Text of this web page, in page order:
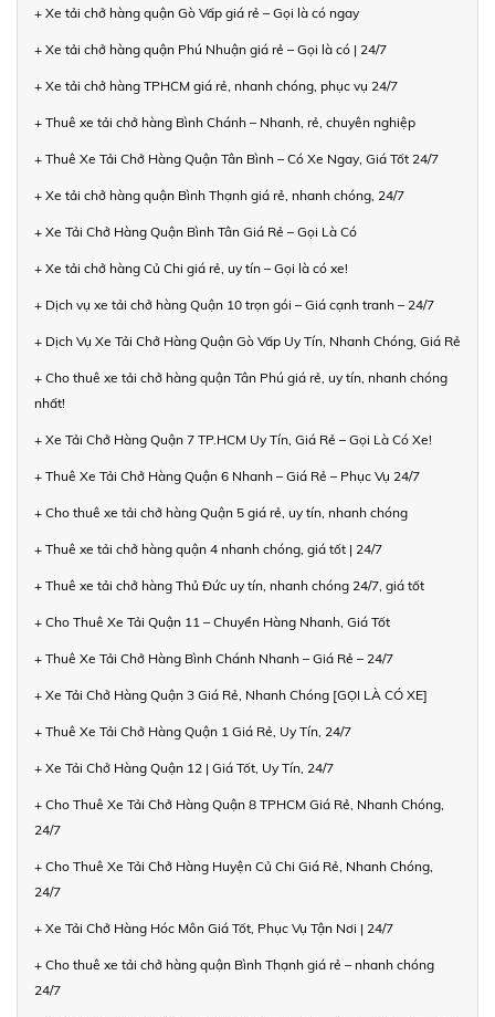
+ Xe tải chở hàng quận Gò Vấp giá rẻ – Gọi là có ngay
+ Xe tải chở hàng quận Phú Nhuận giá rẻ – Gọi là có | 24/7
+ Xe tải chở hàng TPHCM giá rẻ, nhanh chóng, phục vụ 24/7
+ Thuê xe tải chở hàng Bình Chánh – Nhanh, rẻ, chuyên nghiệp
+ Thuê Xe Tải Chở Hàng Quận Tân Bình – Có Xe Ngay, Giá Tốt 24/7
+ Xe tải chở hàng quận Bình Thạnh giá rẻ, nhanh chóng, 24/7
+ Xe Tải Chở Hàng Quận Bình Tân Giá Rẻ – Gọi Là Có
+ Xe tải chở hàng Củ Chi giá rẻ, uy tín – Gọi là có xe!
+ Dịch vụ xe tải chở hàng Quận 10 trọn gói – Giá cạnh tranh – 24/7
+ Dịch Vụ Xe Tải Chở Hàng Quận Gò Vấp Uy Tín, Nhanh Chóng, Giá Rẻ
+ Cho thuê xe tải chở hàng quận Tân Phú giá rẻ, uy tín, nhanh chóng
nhất!
+ Xe Tải Chở Hàng Quận 7 TP.HCM Uy Tín, Giá Rẻ – Gọi Là Có Xe!
+ Thuê Xe Tải Chở Hàng Quận 6 Nhanh – Giá Rẻ – Phục Vụ 24/7
+ Cho thuê xe tải chở hàng Quận 5 giá rẻ, uy tín, nhanh chóng
+ Thuê xe tải chở hàng quận 4 nhanh chóng, giá tốt | 24/7
+ Thuê xe tải chở hàng Thủ Đức uy tín, nhanh chóng 24/7, giá tốt
+ Cho Thuê Xe Tải Quận 11 – Chuyển Hàng Nhanh, Giá Tốt
+ Thuê Xe Tải Chở Hàng Bình Chánh Nhanh – Giá Rẻ – 24/7
+ Xe Tải Chở Hàng Quận 3 Giá Rẻ, Nhanh Chóng [GỌI LÀ CÓ XE]
+ Thuê Xe Tải Chở Hàng Quận 1 Giá Rẻ, Uy Tín, 24/7
+ Xe Tải Chở Hàng Quận 12 | Giá Tốt, Uy Tín, 24/7
+ Cho Thuê Xe Tải Chở Hàng Quận 8 TPHCM Giá Rẻ, Nhanh Chóng,
24/7
+ Cho Thuê Xe Tải Chở Hàng Huyện Củ Chi Giá Rẻ, Nhanh Chóng,
24/7
+ Xe Tải Chở Hàng Hóc Môn Giá Tốt, Phục Vụ Tận Nơi | 24/7
+ Cho thuê xe tải chở hàng quận Bình Thạnh giá rẻ – nhanh chóng
24/7